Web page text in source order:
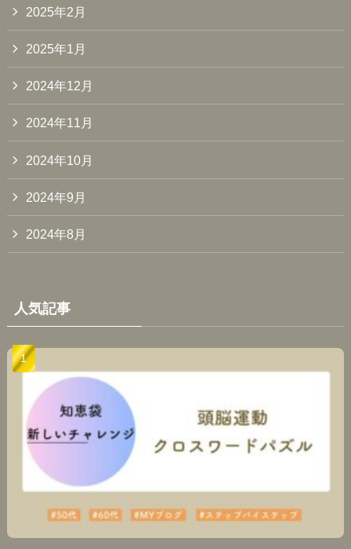
2025年2月
2025年1月
2024年12月
2024年11月
2024年10月
2024年9月
2024年8月
人気記事